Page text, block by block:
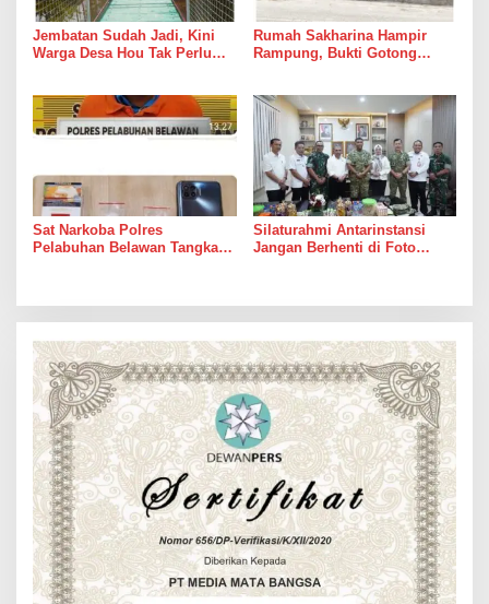
Jembatan Sudah Jadi, Kini
Warga Desa Hou Tak Perlu
Rumah Sakharina Hampir
Rampung, Bukti Gotong
Sat Narkoba Polres
Pelabuhan Belawan Tangkap
Silaturahmi Antarinstansi
Jangan Berhenti di Foto